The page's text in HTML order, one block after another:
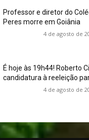
Professor e diretor do
Peres morre em Goiânia
4 de agosto de
É hoje às 19h44! Roberto
candidatura à reeleição
4 de agosto de